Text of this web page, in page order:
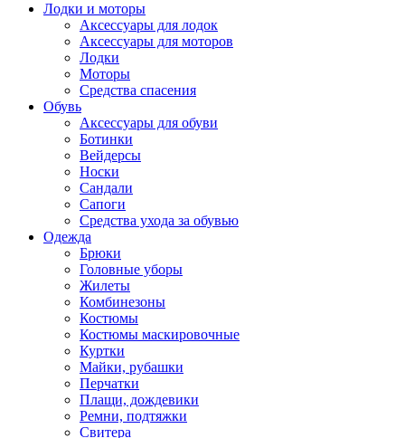
Лодки и моторы
Аксессуары для лодок
Аксессуары для моторов
Лодки
Моторы
Средства спасения
Обувь
Аксессуары для обуви
Ботинки
Вейдерсы
Носки
Сандали
Сапоги
Средства ухода за обувью
Одежда
Брюки
Головные уборы
Жилеты
Комбинезоны
Костюмы
Костюмы маскировочные
Куртки
Майки, рубашки
Перчатки
Плащи, дождевики
Ремни, подтяжки
Свитера